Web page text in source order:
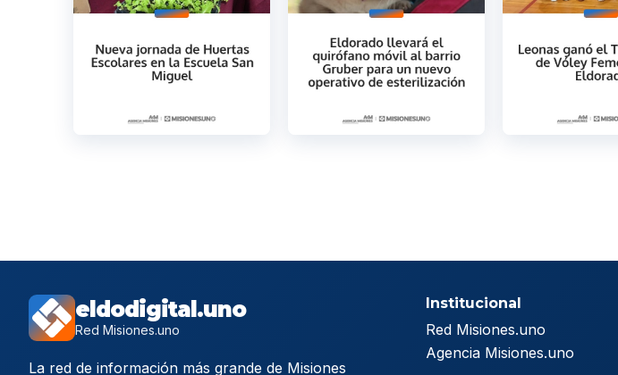
eldodigital.uno
Red Misiones.uno
La red de información más grande de Misiones
Institucional
Red Misiones.uno
Agencia Misiones.uno